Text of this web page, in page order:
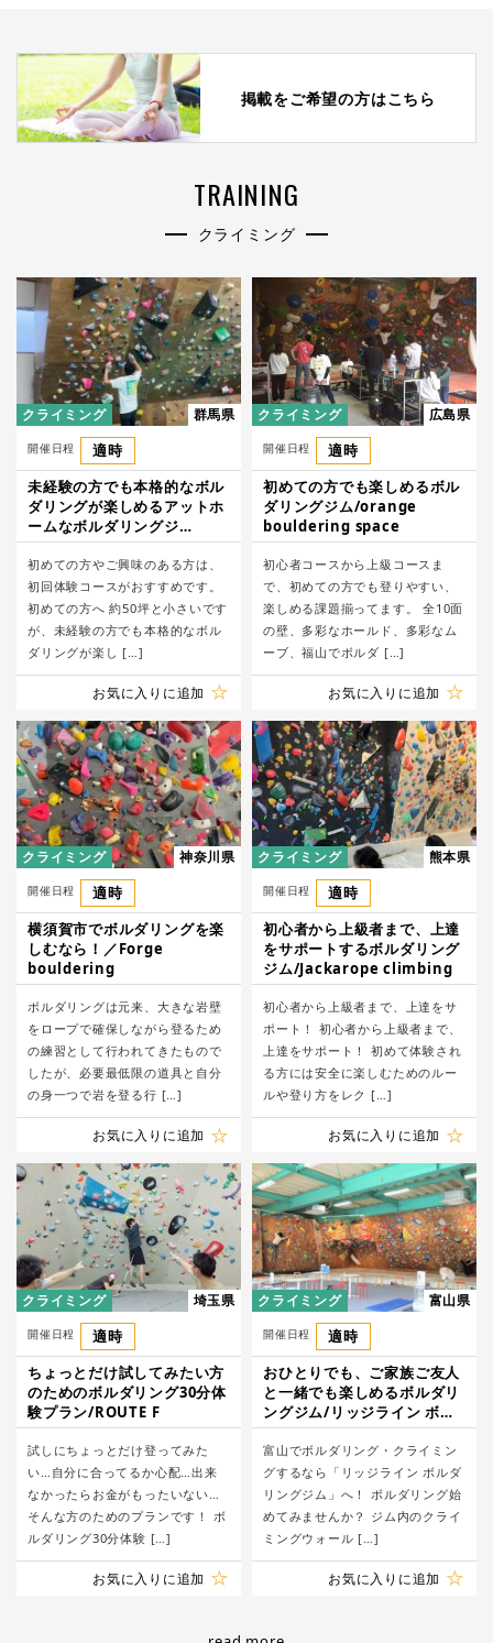
掲載をご希望の方はこちら
TRAINING
クライミング
クライミング 群馬県
開催日程
適時
未経験の方でも本格的なボル
ダリングが楽しめるアットホ
ームなボルダリングジ
ム/Landmark
初めての方やご興味のある方は、
初回体験コースがおすすめです。
初めての方へ 約50坪と小さいです
が、未経験の方でも本格的なボル
ダリングが楽し […]
お気に入りに追加
クライミング 広島県
開催日程
適時
初めての方でも楽しめるボル
ダリングジム/orange
bouldering space
初心者コースから上級コースま
で、初めての方でも登りやすい、
楽しめる課題揃ってます。 全10面
の壁、多彩なホールド、多彩なム
ーブ、福山でボルダ […]
お気に入りに追加
クライミング 神奈川県
開催日程
適時
​横須賀市でボルダリングを楽
しむなら！／Forge
bouldering
ボルダリングは元来、大きな岩壁
をロープで確保しながら登るため
の練習として行われてきたもので
したが、必要最低限の道具と自分
の身一つで岩を登る行 […]
お気に入りに追加
クライミング 熊本県
開催日程
適時
初心者から上級者まで、上達
をサポートするボルダリング
ジム/Jackarope climbing
初心者から上級者まで、上達をサ
ポート！ 初心者から上級者まで、
上達をサポート！ 初めて体験され
る方には安全に楽しむためのルー
ルや登り方をレク […]
お気に入りに追加
クライミング 埼玉県
開催日程
適時
ちょっとだけ試してみたい方
のためのボルダリング30分体
験プラン/ROUTE F
試しにちょっとだけ登ってみた
い…自分に合ってるか心配…出来
なかったらお金がもったいない…
そんな方のためのプランです！ ボ
ルダリング30分体験 […]
お気に入りに追加
クライミング 富山県
開催日程
適時
おひとりでも、ご家族ご友人
と一緒でも楽しめるボルダリ
ングジム/リッジライン ボル
ダリングジム
富山でボルダリング・クライミン
グするなら「リッジライン ボルダ
リングジム」へ！ ボルダリング始
めてみませんか？ ジム内のクライ
ミングウォール […]
お気に入りに追加